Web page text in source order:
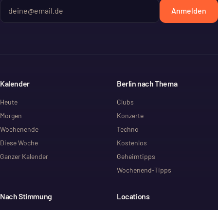
Anmelden
Kalender
Heute
Morgen
Wochenende
Diese Woche
Ganzer Kalender
Berlin nach Thema
Clubs
Konzerte
Techno
Kostenlos
Geheimtipps
Wochenend-Tipps
Nach Stimmung Locations